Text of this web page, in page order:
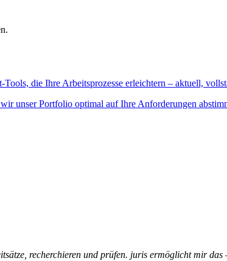
die Ihre Arbeitsprozesse erleichtern – aktuell,
unser Portfolio optimal auf Ihre Anforderungen
recherchieren und prüfen. juris ermöglicht mir